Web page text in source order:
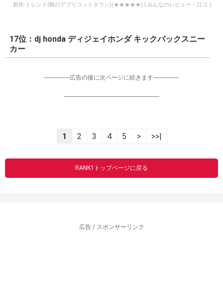
新作 トレンド(靴のアプリコットタウン)(★★★★★) | みんなのレビュー・口コミ
17位：dj honda ディジェイホンダ キックバックスニー
カー
-----------------広告の後に次ページに続きます-----------------
----------------------------------------------------------------
1 2 3 4 5 > >>|
RANK1トップページに戻る
広告 / スポンサーリンク